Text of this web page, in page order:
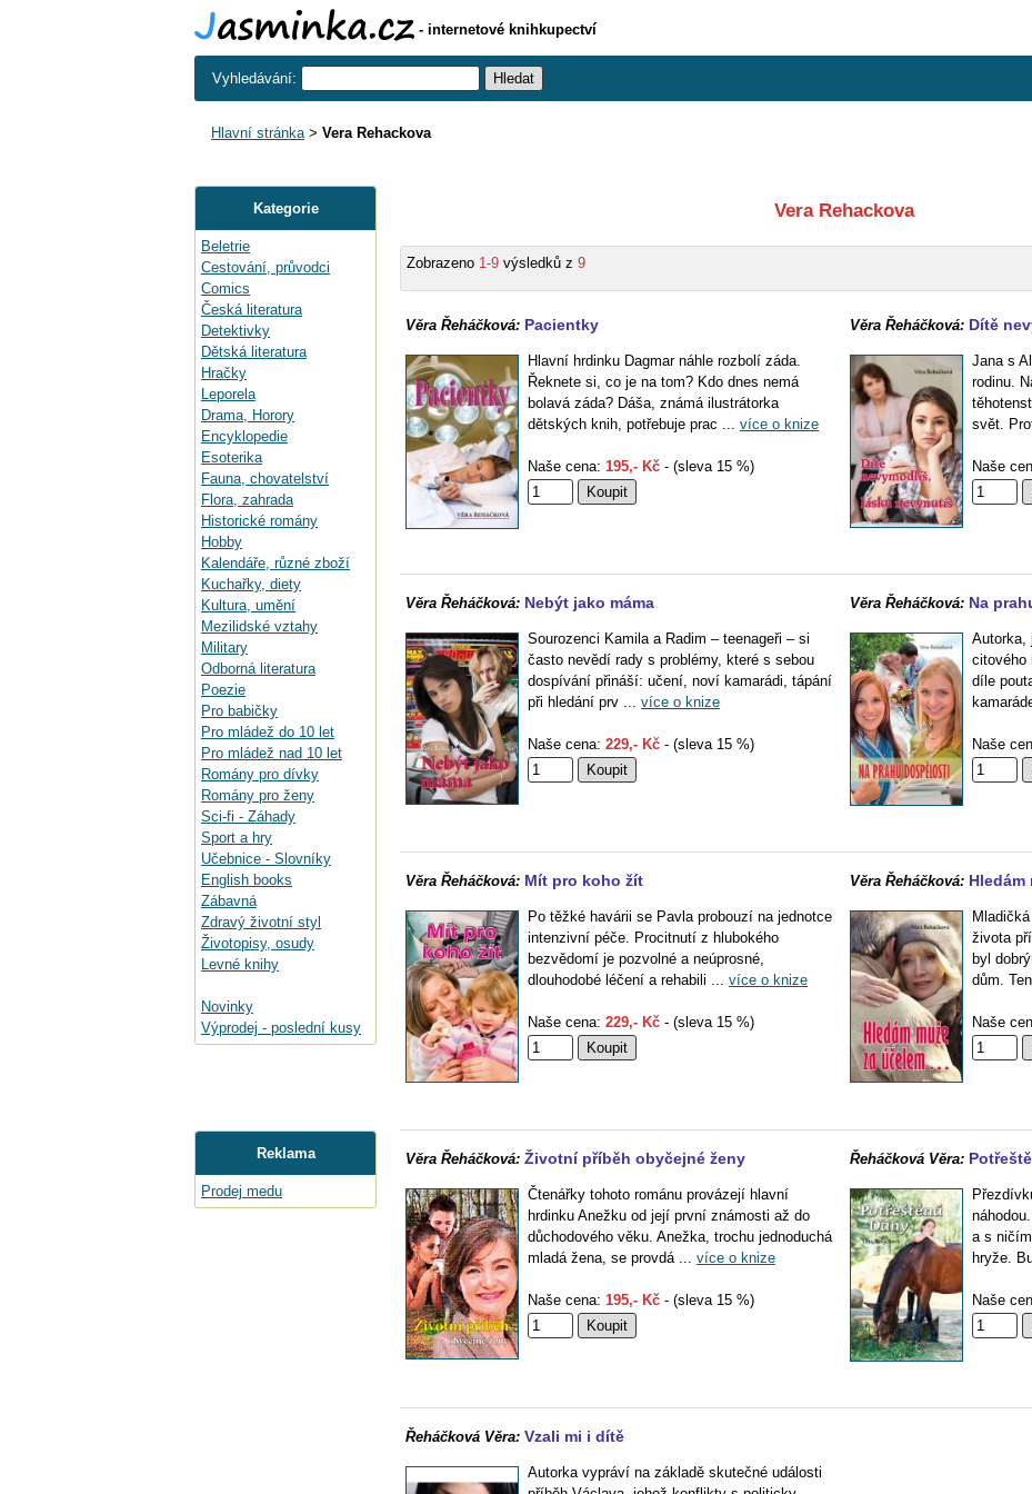
- internetové knihkupectví
Vyhledávání:
Hlavní stránka> Vera Rehackova
Kategorie
Beletrie
Cestování, průvodci
Comics
Česká literatura
Detektivky
Dětská literatura
Hračky
Leporela
Drama, Horory
Encyklopedie
Esoterika
Fauna, chovatelství
Flora, zahrada
Historické romány
Hobby
Kalendáře, různé zboží
Kuchařky, diety
Kultura, umění
Mezilidské vztahy
Military
Odborná literatura
Poezie
Pro babičky
Pro mládež do 10 let
Pro mládež nad 10 let
Romány pro dívky
Romány pro ženy
Sci-fi - Záhady
Sport a hry
Učebnice - Slovníky
English books
Zábavná
Zdravý životní styl
Životopisy, osudy
Levné knihy
Novinky
Výprodej - poslední kusy
Reklama
Prodej medu
Vera Rehackova
Zobrazeno 1-9 výsledků z 9
Věra Řeháčková: Pacientky
Hlavní hrdinku Dagmar náhle rozbolí záda.
Řeknete si, co je na tom? Kdo dnes nemá
bolavá záda? Dáša, známá ilustrátorka
dětských knih, potřebuje prac ... více o knize
Naše cena: 195,- Kč - (sleva 15 %)
Věra Řeháčková: Dítě
Jana s
rodinu.
svět.
Naše
Věra Řeháčková: Nebýt jako máma
Sourozenci Kamila a Radim – teenageři – si
často nevědí rady s problémy, které s sebou
dospívání přináší: učení, noví kamarádi, tápání
při hledání prv ... více o knize
Naše cena: 229,- Kč - (sleva 15 %)
Věra Řeháčková: Na
Autorka,
citového
díle
Naše
Věra Řeháčková: Mít pro koho žít
Po těžké havárii se Pavla probouzí na jednotce
intenzivní péče. Procitnutí z hlubokého
bezvědomí je pozvolné a neúprosné,
dlouhodobé léčení a rehabili ... více o knize
Naše cena: 229,- Kč - (sleva 15 %)
Věra Řeháčková: Hledám
života
byl
dům.
Naše
Věra Řeháčková: Životní příběh obyčejné ženy
Čtenářky tohoto románu provázejí hlavní
hrdinku Anežku od její první známosti až do
důchodového věku. Anežka, trochu jednoduchá
mladá žena, se provdá ... více o knize
Naše cena: 195,- Kč - (sleva 15 %)
Řeháčková Věra:
a s
hryže.
Naše
Řeháčková Věra: Vzali mi i dítě
Autorka vypráví na základě skutečné události